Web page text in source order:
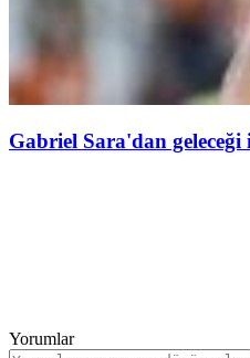
Gabriel Sara'dan
Yorumlar